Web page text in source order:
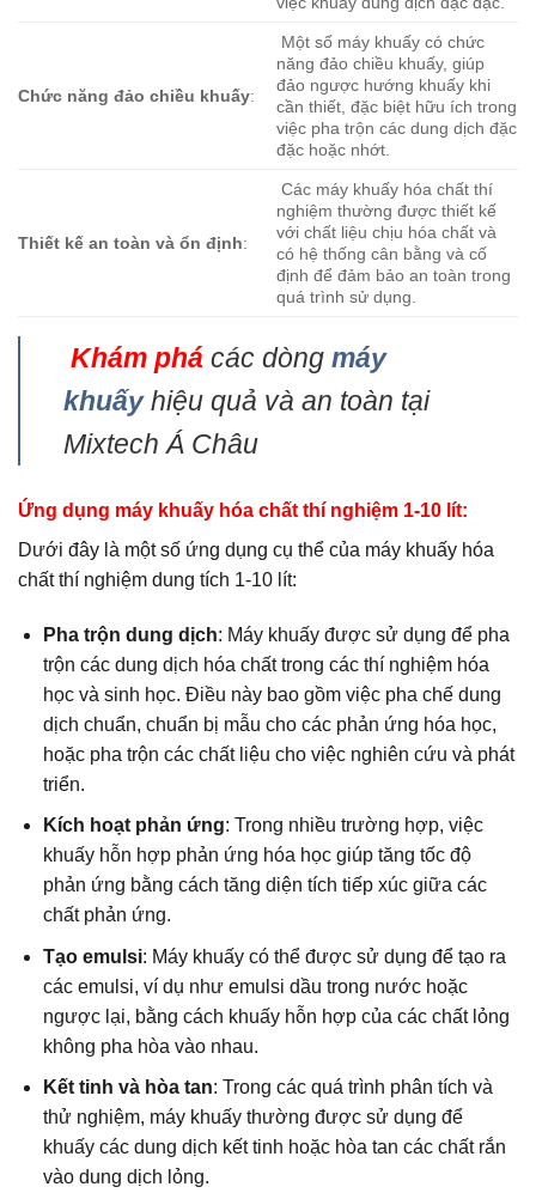
Chức năng đảo chiều khuấy:
Một số máy khuấy có chức
năng đảo chiều khuấy, giúp
đảo ngược hướng khuấy khi
cần thiết, đặc biệt hữu ích trong
việc pha trộn các dung dịch đặc
đặc hoặc nhớt.
Thiết kế an toàn và ổn định:
Các máy khuấy hóa chất thí
nghiệm thường được thiết kế
với chất liệu chịu hóa chất và
có hệ thống cân bằng và cố
định để đảm bảo an toàn trong
quá trình sử dụng.
Khám phá các dòng máy
khuấyhiệu quả và an toàn tại
Mixtech Á Châu
Ứng dụng máy khuấy hóa chất thí nghiệm 1-10 lít:
Dưới đây là một số ứng dụng cụ thể của máy khuấy hóa
chất thí nghiệm dung tích 1-10 lít:
Pha trộn dung dịch: Máy khuấy được sử dụng để pha
trộn các dung dịch hóa chất trong các thí nghiệm hóa
học và sinh học. Điều này bao gồm việc pha chế dung
dịch chuẩn, chuẩn bị mẫu cho các phản ứng hóa học,
hoặc pha trộn các chất liệu cho việc nghiên cứu và phát
triển.
Kích hoạt phản ứng: Trong nhiều trường hợp, việc
khuấy hỗn hợp phản ứng hóa học giúp tăng tốc độ
phản ứng bằng cách tăng diện tích tiếp xúc giữa các
chất phản ứng.
Tạo emulsi: Máy khuấy có thể được sử dụng để tạo ra
các emulsi, ví dụ như emulsi dầu trong nước hoặc
ngược lại, bằng cách khuấy hỗn hợp của các chất lỏng
không pha hòa vào nhau.
Kết tinh và hòa tan: Trong các quá trình phân tích và
thử nghiệm, máy khuấy thường được sử dụng để
khuấy các dung dịch kết tinh hoặc hòa tan các chất rắn
vào dung dịch lỏng.